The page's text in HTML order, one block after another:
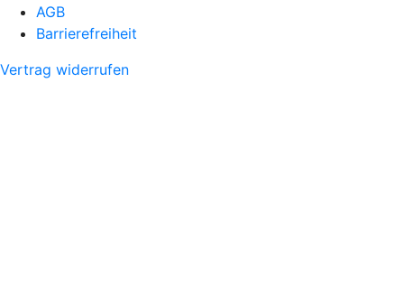
AGB
Barrierefreiheit
Vertrag widerrufen